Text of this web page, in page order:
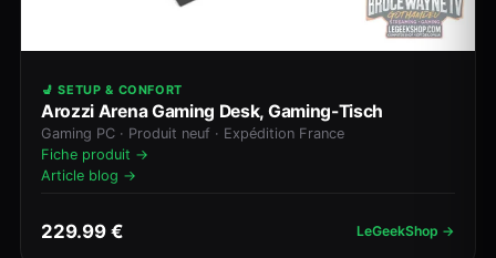
💺 SETUP & CONFORT
Arozzi Arena Gaming Desk, Gaming-Tisch
Gaming PC · Produit neuf · Expédition France
Fiche produit →
Article blog →
229.99 € LeGeekShop →